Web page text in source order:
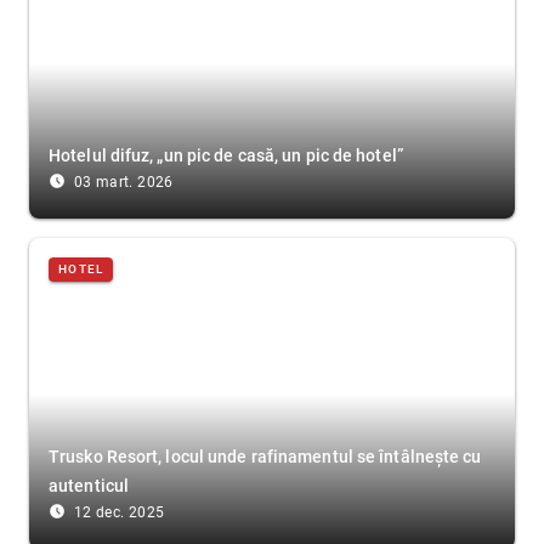
Hotelul difuz, „un pic de casă, un pic de hotel”
access_time_filled 03 mart. 2026
HOTEL
Trusko Resort, locul unde rafinamentul se întâlnește cu
autenticul
access_time_filled 12 dec. 2025